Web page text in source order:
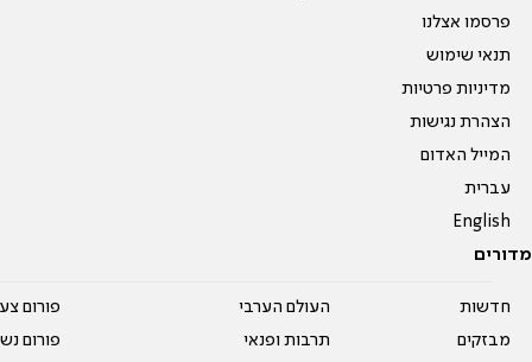
פרסמו אצלנו
תנאי שימוש
מדיניות פרטיות
הצהרת נגישות
המייל האדום
עברית
English
מדורים
חדשות
מבזקים
העולם הערבי
תרבות ופנאי
פורום
פורום